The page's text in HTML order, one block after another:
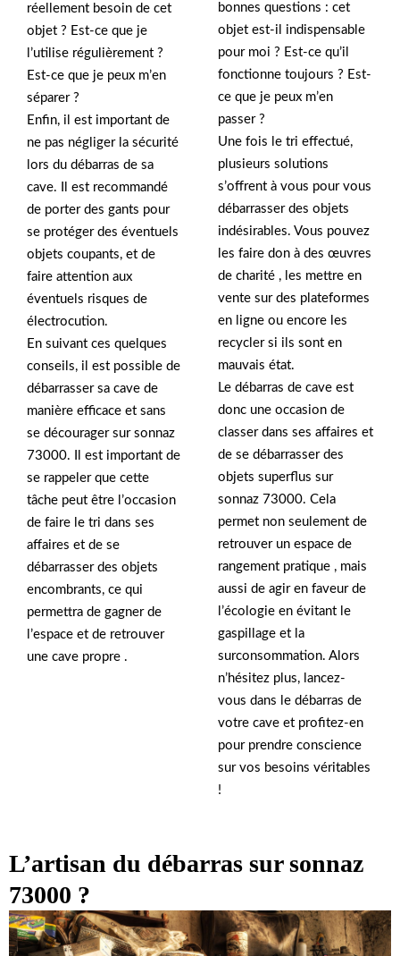
réellement besoin de cet
objet ? Est-ce que je
l’utilise régulièrement ?
Est-ce que je peux m’en
séparer ?
Enfin, il est important de
ne pas négliger la sécurité
lors du débarras de sa
cave. Il est recommandé
de porter des gants pour
se protéger des éventuels
objets coupants, et de
faire attention aux
éventuels risques de
électrocution.
En suivant ces quelques
conseils, il est possible de
débarrasser sa cave de
manière efficace et sans
se décourager sur sonnaz
73000. Il est important de
se rappeler que cette
tâche peut être l’occasion
de faire le tri dans ses
affaires et de se
débarrasser des objets
encombrants, ce qui
permettra de gagner de
l’espace et de retrouver
une cave propre .
bonnes questions : cet
objet est-il indispensable
pour moi ? Est-ce qu’il
fonctionne toujours ? Est-
ce que je peux m’en
passer ?
Une fois le tri effectué,
plusieurs solutions
s’offrent à vous pour vous
débarrasser des objets
indésirables. Vous pouvez
les faire don à des œuvres
de charité , les mettre en
vente sur des plateformes
en ligne ou encore les
recycler si ils sont en
mauvais état.
Le débarras de cave est
donc une occasion de
classer dans ses affaires et
de se débarrasser des
objets superflus sur
sonnaz 73000. Cela
permet non seulement de
retrouver un espace de
rangement pratique , mais
aussi de agir en faveur de
l’écologie en évitant le
gaspillage et la
surconsommation. Alors
n’hésitez plus, lancez-
vous dans le débarras de
votre cave et profitez-en
pour prendre conscience
sur vos besoins véritables
!
L’artisan du débarras sur sonnaz
73000 ?